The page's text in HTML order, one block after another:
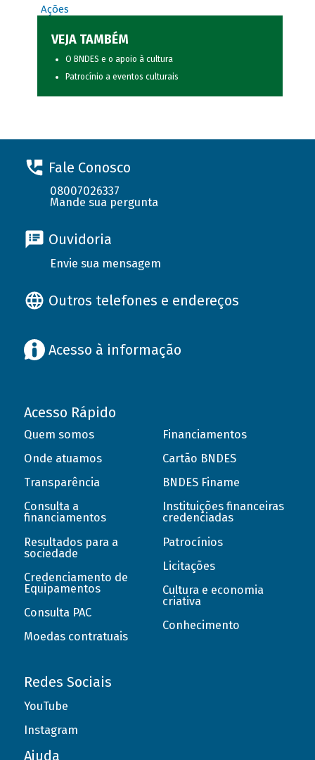
Ações
VEJA TAMBÉM
O BNDES e o apoio à cultura
Patrocínio a eventos culturais
Fale Conosco
08007026337
Mande sua pergunta
Ouvidoria
Envie sua mensagem
Outros telefones e endereços
Acesso à informação
Acesso Rápido
Quem somos
Onde atuamos
Transparência
Consulta a
financiamentos
Resultados para a
sociedade
Credenciamento de
Equipamentos
Consulta PAC
Moedas contratuais
Financiamentos
Cartão BNDES
BNDES Finame
Instituições financeiras
credenciadas
Patrocínios
Licitações
Cultura e economia
criativa
Conhecimento
Redes Sociais
YouTube
Instagram
Ajuda